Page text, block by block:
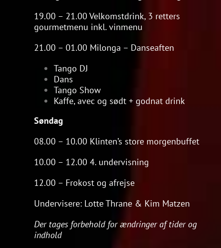
19.00 – 21.00 Velkomstdrink, 3 retters
gourmetmenu inkl. vinmenu
21.00 – 01.00 Milonga – Danseaften
Tango DJ
Dans
Tango Show
Kaffe, avec og sødt + godnat drink
Søndag
08.00 – 10.00 Klinten’s store morgenbuffet
10.00 – 12.00 4. undervisning
12.00 – Frokost og afrejse
Undervisere: Lotte Thrane & Kim Matzen
Der tages forbehold for ændringer af tider og
indhold